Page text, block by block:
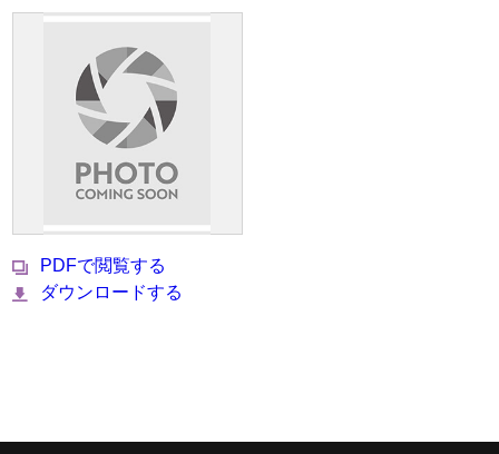
PDFで閲覧する
ダウンロードする